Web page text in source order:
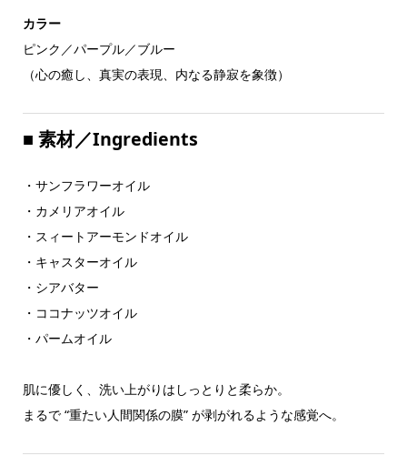
カラー
ピンク／パープル／ブルー
（心の癒し、真実の表現、内なる静寂を象徴）
■ 素材／Ingredients
・サンフラワーオイル
・カメリアオイル
・スィートアーモンドオイル
・キャスターオイル
・シアバター
・ココナッツオイル
・パームオイル
肌に優しく、洗い上がりはしっとりと柔らか。
まるで “重たい人間関係の膜” が剥がれるような感覚へ。